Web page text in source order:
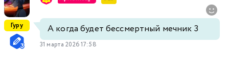
Гуру А когда будет бессмертный мечник 3
31 марта 2026 17:58